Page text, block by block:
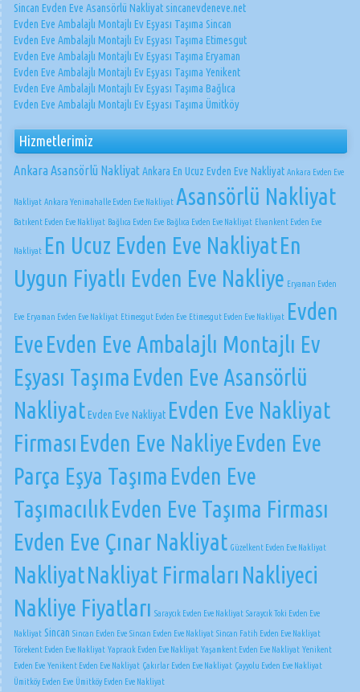
Sincan Evden Eve Asansörlü Nakliyat sincanevdeneve.net
Evden Eve Ambalajlı Montajlı Ev Eşyası Taşıma Sincan
Evden Eve Ambalajlı Montajlı Ev Eşyası Taşıma Etimesgut
Evden Eve Ambalajlı Montajlı Ev Eşyası Taşıma Eryaman
Evden Eve Ambalajlı Montajlı Ev Eşyası Taşıma Yenikent
Evden Eve Ambalajlı Montajlı Ev Eşyası Taşıma Bağlıca
Evden Eve Ambalajlı Montajlı Ev Eşyası Taşıma Ümitköy
Hizmetlerimiz
Ankara Asansörlü NakliyatAnkara En Ucuz Evden Eve Nakliyat Ankara Evden Eve
Nakliyat Ankara Yenimahalle Evden Eve Nakliyat Asansörlü Nakliyat
Batıkent Evden Eve Nakliyat Bağlıca Evden Eve Bağlıca Evden Eve Nakliyat Elvankent Evden Eve
Nakliyat En Ucuz Evden Eve NakliyatEn
Uygun Fiyatlı Evden Eve Nakliye Eryaman Evden
Eve Eryaman Evden Eve Nakliyat Etimesgut Evden Eve Etimesgut Evden Eve Nakliyat Evden
EveEvden Eve Ambalajlı Montajlı Ev
Eşyası Taşıma Evden Eve Asansörlü
NakliyatEvden Eve Nakliyat Evden Eve Nakliyat
Firması Evden Eve NakliyeEvden Eve
Parça Eşya Taşıma Evden Eve
TaşımacılıkEvden Eve Taşıma Firması
Evden Eve Çınar Nakliyat Güzelkent Evden Eve Nakliyat
NakliyatNakliyat Firmaları Nakliyeci
Nakliye Fiyatları Saraycık Evden Eve Nakliyat Saraycık Toki Evden Eve
Nakliyat Sincan Sincan Evden Eve Sincan Evden Eve Nakliyat Sincan Fatih Evden Eve Nakliyat
Törekent Evden Eve Nakliyat Yapracık Evden Eve Nakliyat Yaşamkent Evden Eve Nakliyat Yenikent
Evden Eve Yenikent Evden Eve Nakliyat Çakırlar Evden Eve Nakliyat Çayyolu Evden Eve Nakliyat
Ümitköy Evden Eve Ümitköy Evden Eve Nakliyat